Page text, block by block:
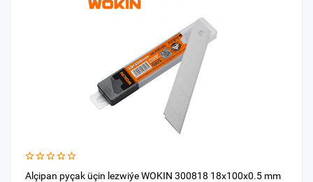
Alçipan pyçak üçin lezwiýe WOKIN 300818 18x100x0.5 mm